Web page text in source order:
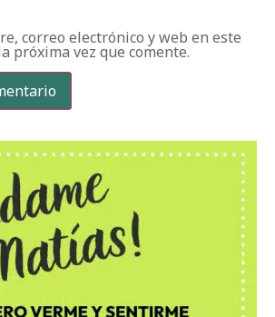
correo electrónico y web en este
próxima vez que comente.